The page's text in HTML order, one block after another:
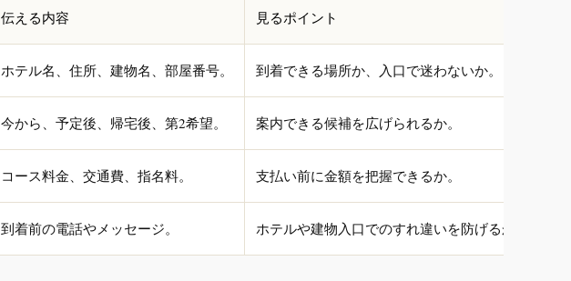
伝える内容 見るポイント
ホテル名、住所、建物名、部屋番号。 到着できる場所か、入口で迷わないか。
今から、予定後、帰宅後、第2希望。 案内できる候補を広げられるか。
コース料金、交通費、指名料。 支払い前に金額を把握できるか。
到着前の電話やメッセージ。 ホテルや建物入口でのすれ違いを防げるか。